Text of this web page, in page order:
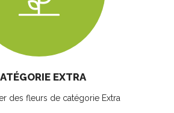
EXTRA
des fleurs de catégorie Extra